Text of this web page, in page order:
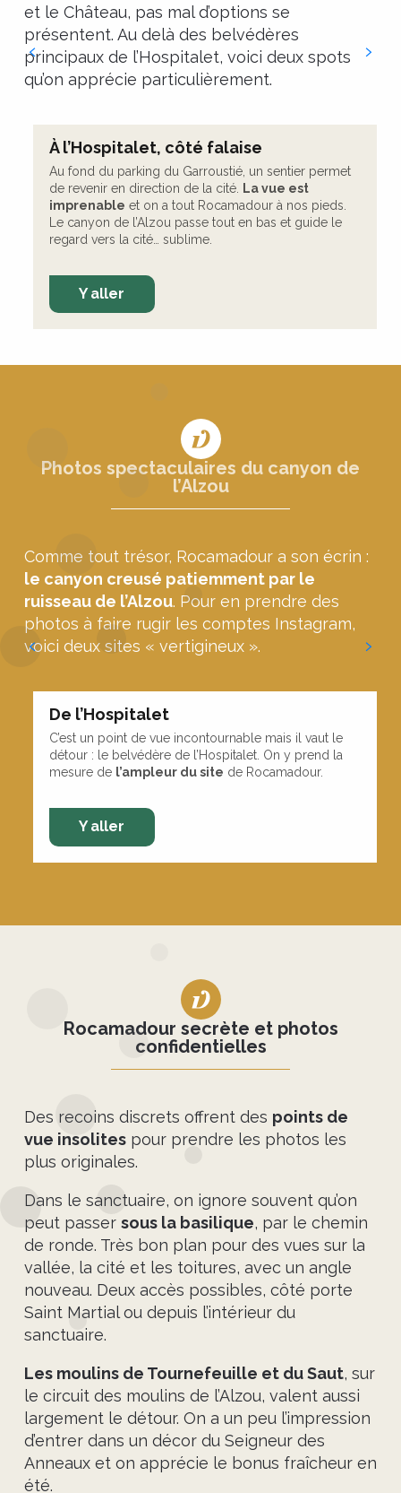
et le Château, pas mal d’options se
présentent. Au delà des belvédères
principaux de l’Hospitalet, voici deux spots
qu’on apprécie particulièrement.
À l’Hospitalet, côté falaise
Au fond du parking du Garroustié, un sentier permet
de revenir en direction de la cité.
La vue est
imprenable et on a tout Rocamadour à nos pieds.
Le canyon de l’Alzou passe tout en bas et guide le
regard vers la cité… sublime.
Y aller
Photos spectaculaires du canyon de
l’Alzou
Comme tout trésor, Rocamadour a son écrin :
le canyon creusé patiemment par le
ruisseau de l’Alzou. Pour en prendre des
photos à faire rugir les comptes Instagram,
voici deux sites « vertigineux ».
De l’Hospitalet
C’est un point de vue incontournable mais il vaut le
détour : le belvédère de l’Hospitalet. On y prend la
mesure de l’ampleur du site de Rocamadour.
Y aller
Rocamadour secrète et photos
confidentielles
Des recoins discrets offrent des points de
vue insolites pour prendre les photos les
plus originales.
Dans le sanctuaire, on ignore souvent qu’on
peut passer sous la basilique, par le chemin
de ronde. Très bon plan pour des vues sur la
vallée, la cité et les toitures, avec un angle
nouveau. Deux accès possibles, côté porte
Saint Martial ou depuis l’intérieur du
sanctuaire.
Les moulins de Tournefeuille et du Saut, sur
le circuit des moulins de l’Alzou, valent aussi
largement le détour. On a un peu l’impression
d’entrer dans un décor du Seigneur des
Anneaux et on apprécie le bonus fraîcheur en
été.